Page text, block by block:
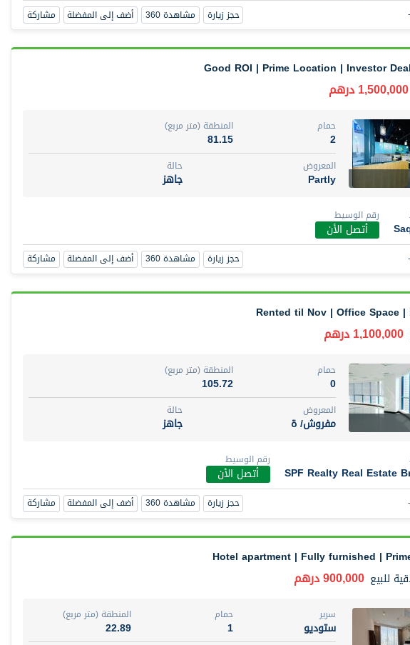
حجز زيارة مشاهدة 360 أضف إلى المفضلة مشاركة
Good ROI | Prime Location | Investor
1,500,000 درهم
حمام
2
المنطقة (متر مربع)
81.15
المعروض
Partly
حالة
جاهز
رقم الوسيط
أتصل الأن
حجز زيارة مشاهدة 360 أضف إلى المفضلة مشاركة
Rented til Nov | Office Space
1,100,000 درهم
حمام
0
المنطقة (متر مربع)
105.72
المعروض
مفروش/ ة
حالة
جاهز
SPF Realty Real Estate
رقم الوسيط
أتصل الأن
حجز زيارة مشاهدة 360 أضف إلى المفضلة مشاركة
Hotel apartment | Fully furnished |
للبيع 900,000 درهم
سرير
ستوديو
حمام
1
المنطقة (متر مربع)
22.89